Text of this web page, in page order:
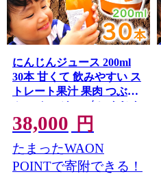
にんじんジュース 200ml
30本 甘くて 飲みやすい ス
トレート果汁 果肉 つぶつ
ぶ スムージー 〈 にんじん
ニンジン 人参 キャロット
りんご リンゴ 林檎 アップ
ル 野菜 ベジタブル ミック
ス ジュース 飲料 飲み物 ド
38,000 円
たまったWAON
POINTで寄附できる！